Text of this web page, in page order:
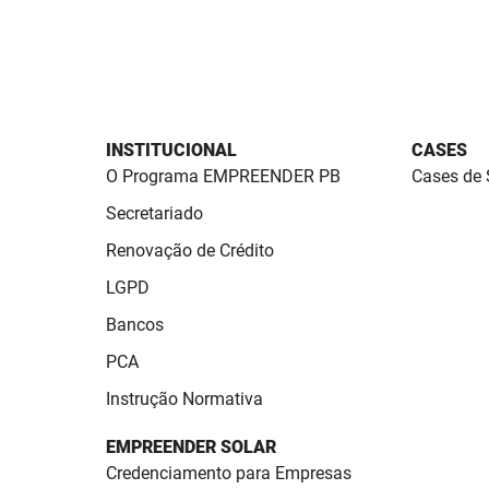
INSTITUCIONAL
O Programa EMPREENDER PB
Secretariado
Renovação de Crédito
LGPD
Bancos
PCA
Instrução Normativa
CASES
Cases de
EMPREENDER SOLAR
Credenciamento para Empresas